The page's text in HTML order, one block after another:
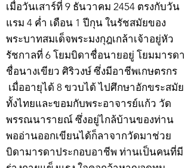
เมื่อวันเสาร์ที่ 9 ธันวาคม 2454 ตรงกับวัน
แรม 4 ค่ำ เดือน 1 ปีกุน ในรัชสมัยของ
พระบาทสมเด็จพระมงกุฎเกล้าเจ้าอยู่หัว
รัชกาลที่ 6 โยมบิดาชื่อนายอยู่ โยมมารดา
ชื่อนางเขียว ศิริวงษ์ ซึ่งมีอาชีพเกษตรกร
เมื่ออายุได้ 8 ขวบได้ ไปศึกษาอักขระสมัย
ทั้งไทยและขอมกับพระอาจารย์แก้ว วัด
พรรณนารายณ์ ซึ่งอยู่ไกล้บ้านของท่าน
พออ่านออกเขียนได้ก็ลาจากวัดมาช่วย
บิดามารดาประกอบอาชีพ ท่านเป็นคนที่มี